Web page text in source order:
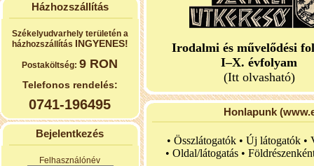
Házhozszállítás
Székelyudvarhely területén a
házhozszállítás INGYENES!
Postaköltség:9 RON
Telefonos rendelés:
0741-196495
Bejelentkezés
Felhasználónév
Irodalmi és művelődési
I–X. évfolyam
(Itt olvasható)
Honlapunk
• Összlátogatók • Új látogatók •
• Oldal/látogatás •